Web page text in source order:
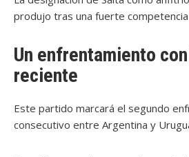
internacional de mitad de año, tras
ocasiones a Inglaterra.
produjo tras una fuerte
era un firme candidato para albergar
la Unión Argentina de Rugby (UAR)
salteño, que acogerá su décimo test
Un enfrentamiento
reciente
Este partido marcará el segundo
consecutivo entre Argentina y